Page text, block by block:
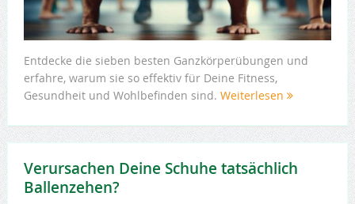
Entdecke die sieben besten Ganzkörperübungen und
erfahre, warum sie so effektiv für Deine Fitness,
Gesundheit und Wohlbefinden sind. Weiterlesen
Verursachen Deine Schuhe tatsächlich
Ballenzehen?